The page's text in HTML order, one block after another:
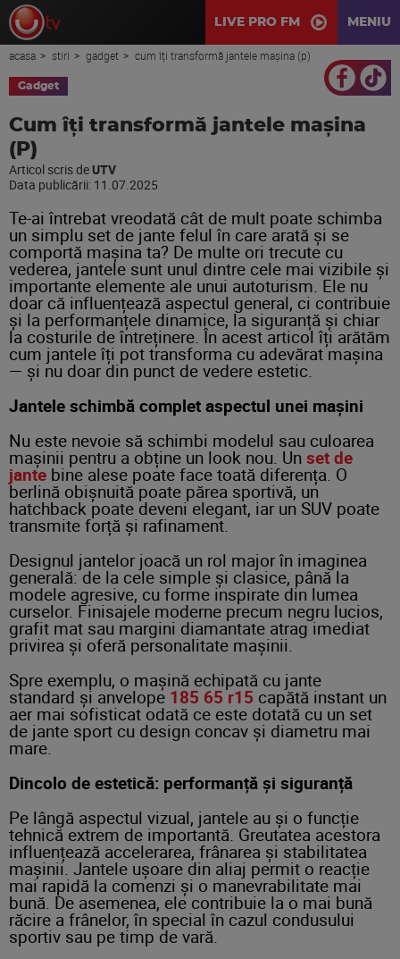
LIVE PRO FM MENIU
acasa stiri gadget cum îți transformă jantele mașina (p)
Gadget
Cum îți transformă jantele mașina
(P)
Articol scris de UTV
Data publicării: 11.07.2025
Te-ai întrebat vreodată cât de mult poate schimba
un simplu set de jante felul în care arată și se
comportă mașina ta? De multe ori trecute cu
vederea, jantele sunt unul dintre cele mai vizibile și
importante elemente ale unui autoturism. Ele nu
doar că influențează aspectul general, ci contribuie
și la performanțele dinamice, la siguranță și chiar
la costurile de întreținere. În acest articol îți arătăm
cum jantele îți pot transforma cu adevărat mașina
— și nu doar din punct de vedere estetic.
Jantele schimbă complet aspectul unei mașini
Nu este nevoie să schimbi modelul sau culoarea
mașinii pentru a obține un look nou. Un set de
jante bine alese poate face toată diferența. O
berlină obișnuită poate părea sportivă, un
hatchback poate deveni elegant, iar un SUV poate
transmite forță și rafinament.
Designul jantelor joacă un rol major în imaginea
generală: de la cele simple și clasice, până la
modele agresive, cu forme inspirate din lumea
curselor. Finisajele moderne precum negru lucios,
grafit mat sau margini diamantate atrag imediat
privirea și oferă personalitate mașinii.
Spre exemplu, o mașină echipată cu jante
standard și anvelope 185 65 r15 capătă instant un
aer mai sofisticat odată ce este dotată cu un set
de jante sport cu design concav și diametru mai
mare.
Dincolo de estetică: performanță și siguranță
Pe lângă aspectul vizual, jantele au și o funcție
tehnică extrem de importantă. Greutatea acestora
influențează accelerarea, frânarea și stabilitatea
mașinii. Jantele ușoare din aliaj permit o reacție
mai rapidă la comenzi și o manevrabilitate mai
bună. De asemenea, ele contribuie la o mai bună
răcire a frânelor, în special în cazul condusului
sportiv sau pe timp de vară.